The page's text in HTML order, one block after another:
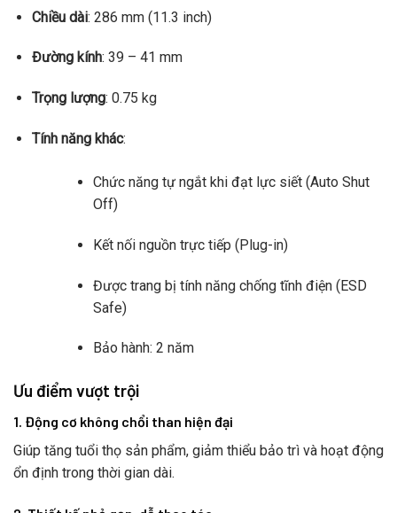
Chiều dài: 286 mm (11.3 inch)
Đường kính: 39 – 41 mm
Trọng lượng: 0.75 kg
Tính năng khác:
Chức năng tự ngắt khi đạt lực siết (Auto Shut
Off)
Kết nối nguồn trực tiếp (Plug-in)
Được trang bị tính năng chống tĩnh điện (ESD
Safe)
Bảo hành: 2 năm
Ưu điểm vượt trội
1. Động cơ không chổi than hiện đại
Giúp tăng tuổi thọ sản phẩm, giảm thiểu bảo trì và hoạt động
ổn định trong thời gian dài.